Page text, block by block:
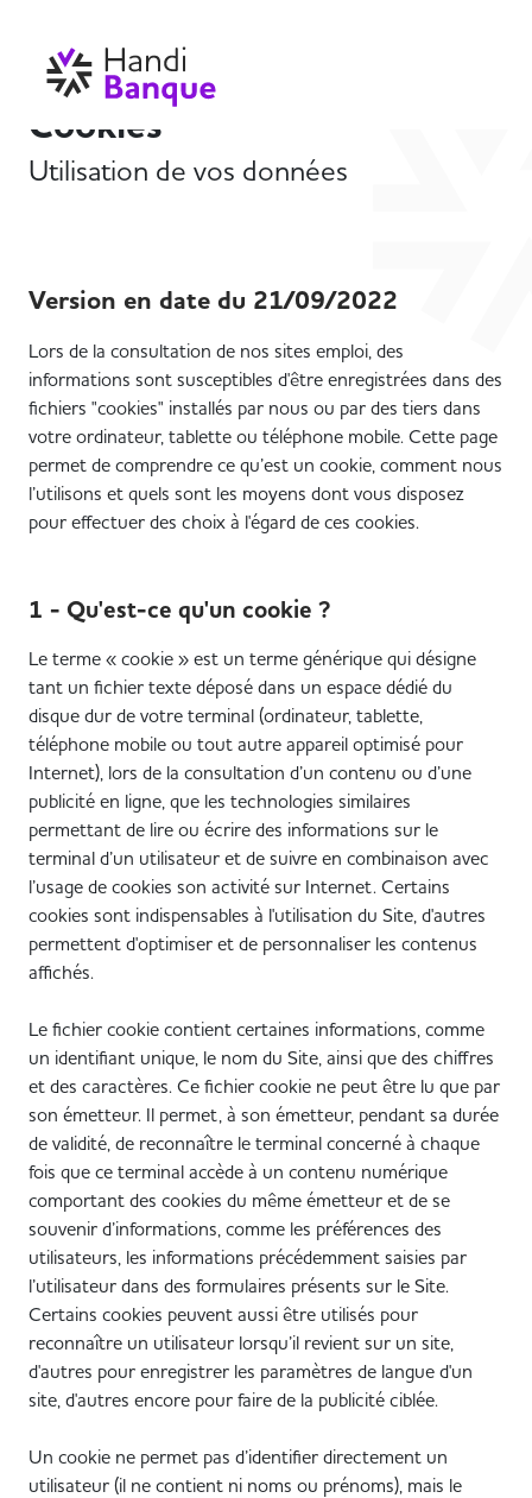
Cookies
Utilisation de vos données
Version en date du 21/09/2022
Lors de la consultation de nos sites emploi, des
informations sont susceptibles d'être enregistrées dans des
fichiers "cookies" installés par nous ou par des tiers dans
votre ordinateur, tablette ou téléphone mobile. Cette page
permet de comprendre ce qu’est un cookie, comment nous
l’utilisons et quels sont les moyens dont vous disposez
pour effectuer des choix à l'égard de ces cookies.
1 - Qu'est-ce qu'un cookie ?
Le terme « cookie » est un terme générique qui désigne
tant un fichier texte déposé dans un espace dédié du
disque dur de votre terminal (ordinateur, tablette,
téléphone mobile ou tout autre appareil optimisé pour
Internet), lors de la consultation d’un contenu ou d’une
publicité en ligne, que les technologies similaires
permettant de lire ou écrire des informations sur le
terminal d’un utilisateur et de suivre en combinaison avec
l’usage de cookies son activité sur Internet. Certains
cookies sont indispensables à l'utilisation du Site, d'autres
permettent d'optimiser et de personnaliser les contenus
affichés.
Le fichier cookie contient certaines informations, comme
un identifiant unique, le nom du Site, ainsi que des chiffres
et des caractères. Ce fichier cookie ne peut être lu que par
son émetteur. Il permet, à son émetteur, pendant sa durée
de validité, de reconnaître le terminal concerné à chaque
fois que ce terminal accède à un contenu numérique
comportant des cookies du même émetteur et de se
souvenir d’informations, comme les préférences des
utilisateurs, les informations précédemment saisies par
l’utilisateur dans des formulaires présents sur le Site.
Certains cookies peuvent aussi être utilisés pour
reconnaître un utilisateur lorsqu’il revient sur un site,
d'autres pour enregistrer les paramètres de langue d'un
site, d'autres encore pour faire de la publicité ciblée.
Un cookie ne permet pas d’identifier directement un
utilisateur (il ne contient ni noms ou prénoms), mais le